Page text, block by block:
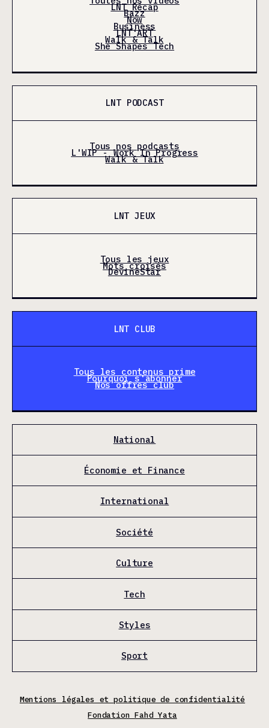
LNT Récap
Bazz
Now
Business
LNT'ART
Walk & Talk
She Shapes Tech
LNT PODCAST
Tous nos podcasts
L'WIP - Work In Progress
Walk & Talk
LNT JEUX
Tous les jeux
Mots croisés
DevineStar
LNT CLUB
Tous les contenus prime
Pourquoi s'abonner
Nos offres club
National
Économie et Finance
International
Société
Culture
Tech
Styles
Sport
Mentions légales et politique de confidentialité
Fondation Fahd Yata